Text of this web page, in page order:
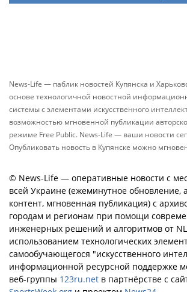
News-Life — паблик новостей Купянска и
основе технологичной новостной
системы с элементами искусственного
возможностью мгновенной публикации
режиме Free Public. News-Life — ваши новости
Опубликовать новость в Купянске можно
© News-Life — оперативные новости с
всей Украине (ежеминутное обновление,
контент, мгновенная публикация) с
городам и регионам при помощи
инженерных решений и алгоритмов от
использованием технологических
самообучающегося "искусственного
информационной ресурсной поддержке
веб-группы 123ru.net в партнёрстве с